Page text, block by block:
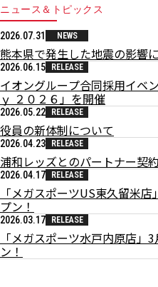
ニュース＆トピックス
2026.07.31 NEWS
熊本県で発生した地震の影響
2026.06.15 RELEASE
イオングループ合同採用イベ
ｙ ２０２６」を開催
2026.05.22 RELEASE
役員の新体制について
2026.04.23 RELEASE
浦和レッズとのパートナー契
2026.04.17 RELEASE
「メガスポーツUS東久留米
プン！
2026.03.17 RELEASE
「メガスポーツ水戸内原店
ン！